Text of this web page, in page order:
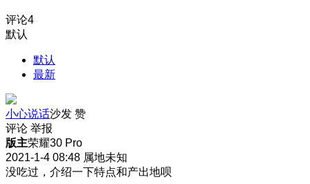
评论4
默认
默认
最新
小心说话沙发 赞
评论 举报
版主荣耀30 Pro
2021-1-4 08:48 属地未知
没吃过，介绍一下特点和产出地呗